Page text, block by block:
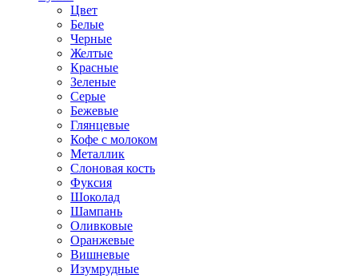
Цвет
Белые
Черные
Желтые
Красные
Зеленые
Серые
Бежевые
Глянцевые
Кофе с молоком
Металлик
Слоновая кость
Фуксия
Шоколад
Шампань
Оливковые
Оранжевые
Вишневые
Изумрудные